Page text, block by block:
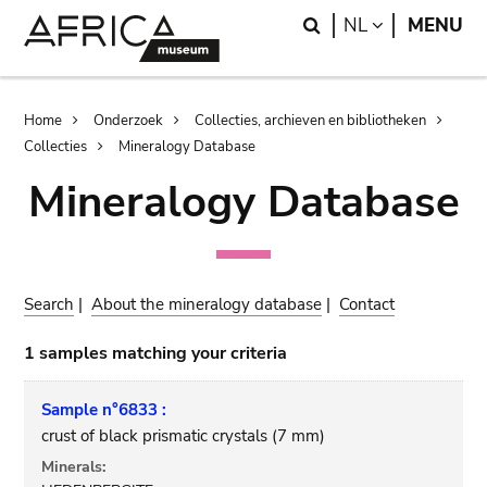
Search
NL LANGUAGE
MENU
Breadcrumb
Home Onderzoek
Collecties, archieven en bibliotheken
Collecties
Mineralogy Database
Mineralogy Database
Search |About the mineralogy database | Contact
1 samples matching your criteria
Sample n°6833 :
crust of black prismatic crystals (7 mm)
Minerals: